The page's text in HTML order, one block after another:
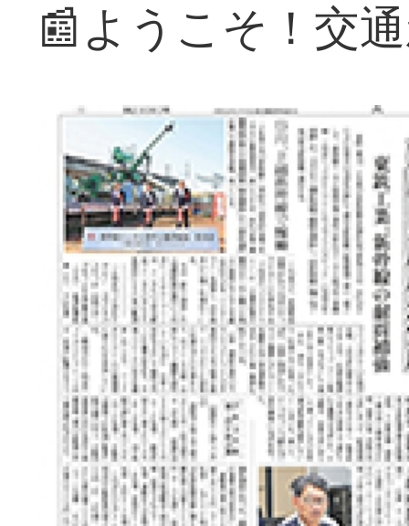
📰ようこそ！交